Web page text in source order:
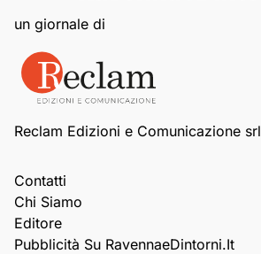
un giornale di
Reclam Edizioni e Comunicazione srl
Contatti
Chi Siamo
Editore
Pubblicità Su RavennaeDintorni.it